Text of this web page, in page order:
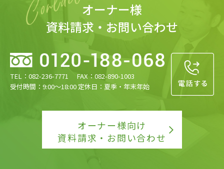
オーナー様
資料請求・お問い合わせ
TEL：082-236-7771 FAX：082-890-1003
受付時間：9:00〜18:00 定休日：夏季・年末年始
オーナー様向け
資料請求・お問い合わせ